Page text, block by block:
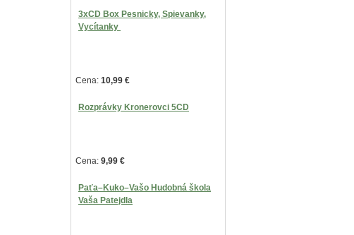
3xCD Box Pesnicky, Spievanky,
Vycítanky
Cena: 10,99 €
Rozprávky Kronerovci 5CD
Cena: 9,99 €
Paťa–Kuko–Vašo Hudobná škola
Vaša Patejdla